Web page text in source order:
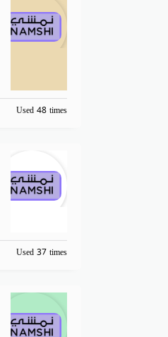
Used 48 times
Used 37 times